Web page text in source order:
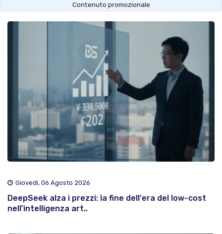
Contenuto promozionale
Giovedì, 06 Agosto 2026
DeepSeek alza i prezzi: la fine dell'era del low-cost
nell'intelligenza art..